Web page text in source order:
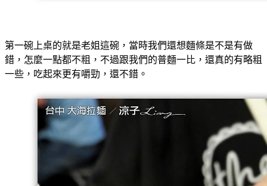
第一碗上桌的就是老姐這碗，當時我們還想麵條是不是有做
錯，怎麼一點都不粗，不過跟我們的普麵一比，還真的有略粗
一些，吃起來更有嚼勁，還不錯。